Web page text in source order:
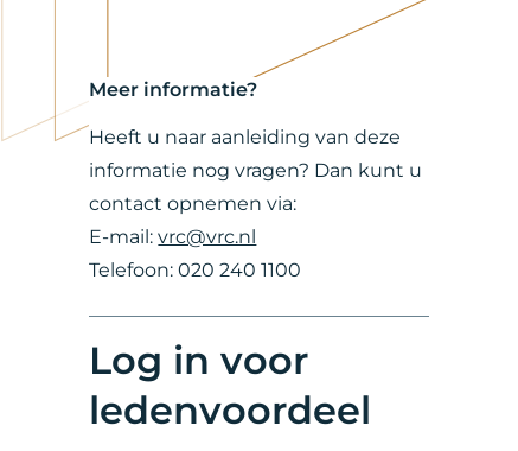
Meer informatie?
Heeft u naar aanleiding van deze
informatie nog vragen? Dan kunt u
contact opnemen via:
E-mail:vrc@vrc.nl
Telefoon: 020 240 1100
Log in voor
ledenvoordeel